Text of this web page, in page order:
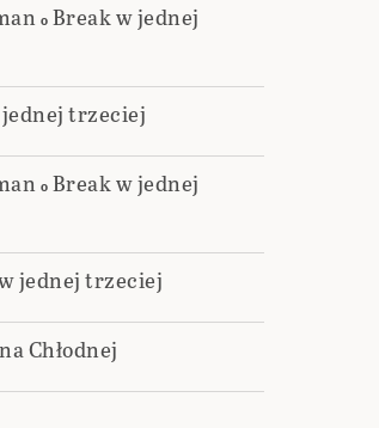
o Break w jednej
trzeciej
o Break w jednej
jednej trzeciej
Chłodnej